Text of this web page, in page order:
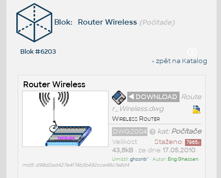
Blok: Router Wireless (Počítače)
Blok #6203
« zpět na Katalog
Router Wireless
◄ DOWNLOAD Route
r_Wireless.dwg
Wireless Router
kat:Počítače
DWG2004
Staženo: 7965x
Velikost
43,8kB• ze dne 17.05.2010
Umístil:ghssnb^ • Autor: Eng.Ghassan•
md5: d98d2ad427e4f74b3b492cce48c7e8d4